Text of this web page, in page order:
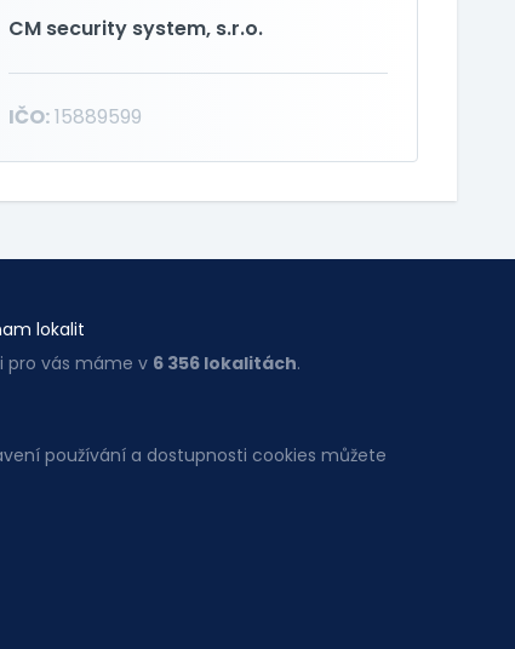
CM security system, s.r.o.
IČO:15889599
lokalit
pro vás máme v 6 356 lokalitách.
používání a dostupnosti cookies můžete